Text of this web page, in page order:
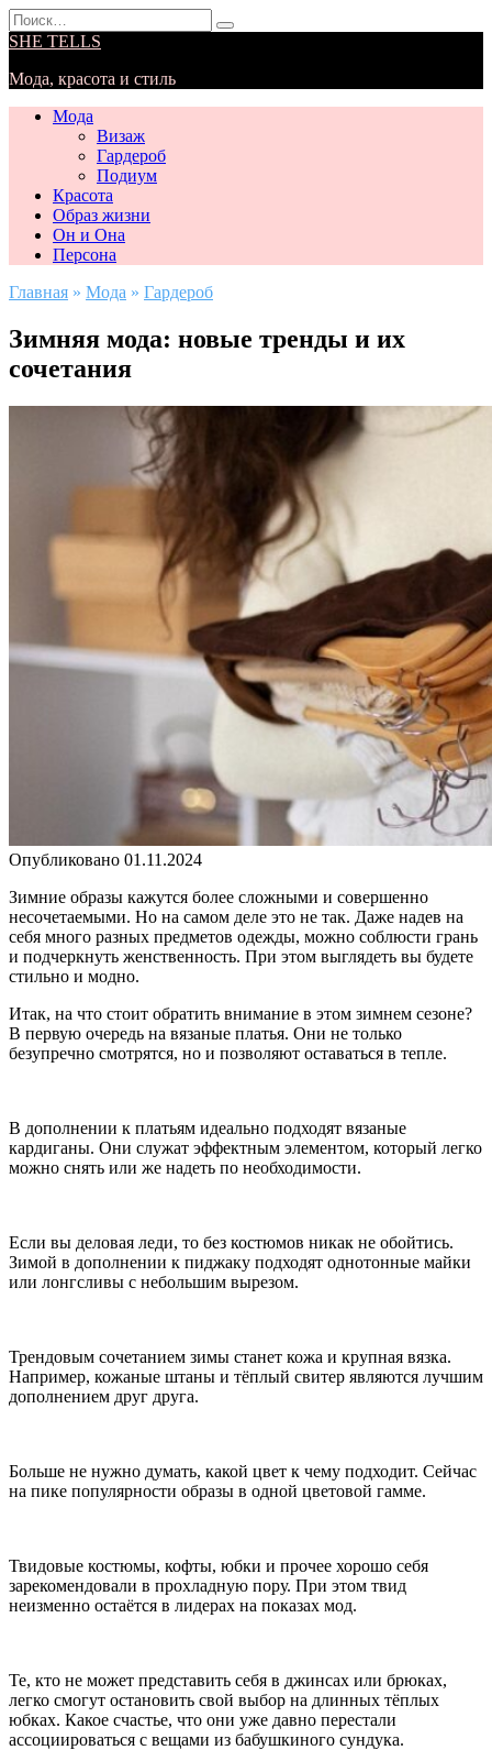
Перейти
к
Search
for:
SHE TELLS
Мода, красота и стиль
Мода
Визаж
Гардероб
Подиум
Красота
Образ жизни
Он и Она
Персона
Главная » Мода » Гардероб
Зимняя мода: новые тренды и их
сочетания
Опубликовано 01.11.2024
Зимние образы кажутся более сложными и совершенно
несочетаемыми. Но на самом деле это не так. Даже надев на
себя много разных предметов одежды, можно соблюсти грань
и подчеркнуть женственность. При этом выглядеть вы будете
стильно и модно.
Итак, на что стоит обратить внимание в этом зимнем сезоне?
В первую очередь на вязаные платья. Они не только
безупречно смотрятся, но и позволяют оставаться в тепле.
В дополнении к платьям идеально подходят вязаные
кардиганы. Они служат эффектным элементом, который легко
можно снять или же надеть по необходимости.
Если вы деловая леди, то без костюмов никак не обойтись.
Зимой в дополнении к пиджаку подходят однотонные майки
или лонгсливы с небольшим вырезом.
Трендовым сочетанием зимы станет кожа и крупная вязка.
Например, кожаные штаны и тёплый свитер являются лучшим
дополнением друг друга.
Больше не нужно думать, какой цвет к чему подходит. Сейчас
на пике популярности образы в одной цветовой гамме.
Твидовые костюмы, кофты, юбки и прочее хорошо себя
зарекомендовали в прохладную пору. При этом твид
неизменно остаётся в лидерах на показах мод.
Те, кто не может представить себя в джинсах или брюках,
легко смогут остановить свой выбор на длинных тёплых
юбках. Какое счастье, что они уже давно перестали
ассоциироваться с вещами из бабушкиного сундука.